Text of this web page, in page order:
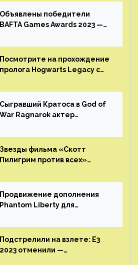
Объявлены победители
BAFTA Games Awards 2023 —
получила шесть наград
Посмотрите на прохождение
пролога Hogwarts Legacy с
GamesVoice показала первые
результаты своего труда
Сыгравший Кратоса в God of
War Ragnarok актер
игроков прекратить
консольные войны
Звезды фильма «Скотт
Пилигрим против всех»
аниме от Netflix
Продвижение дополнения
Phantom Liberty для
июне
Подстрелили на взлете: E3
2023 отменили —